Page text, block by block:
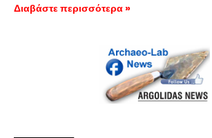
Διαβάστε περισσότερα »